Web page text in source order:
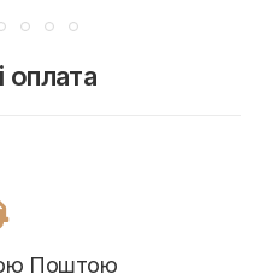
оплата
Поштою